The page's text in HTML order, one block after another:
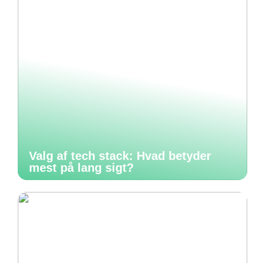
Valg af tech stack: Hvad betyder
mest på lang sigt?